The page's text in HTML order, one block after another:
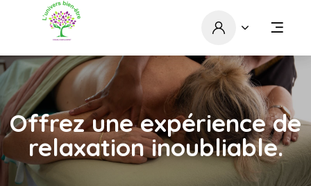
Offrez une expérience de
relaxation inoubliable.